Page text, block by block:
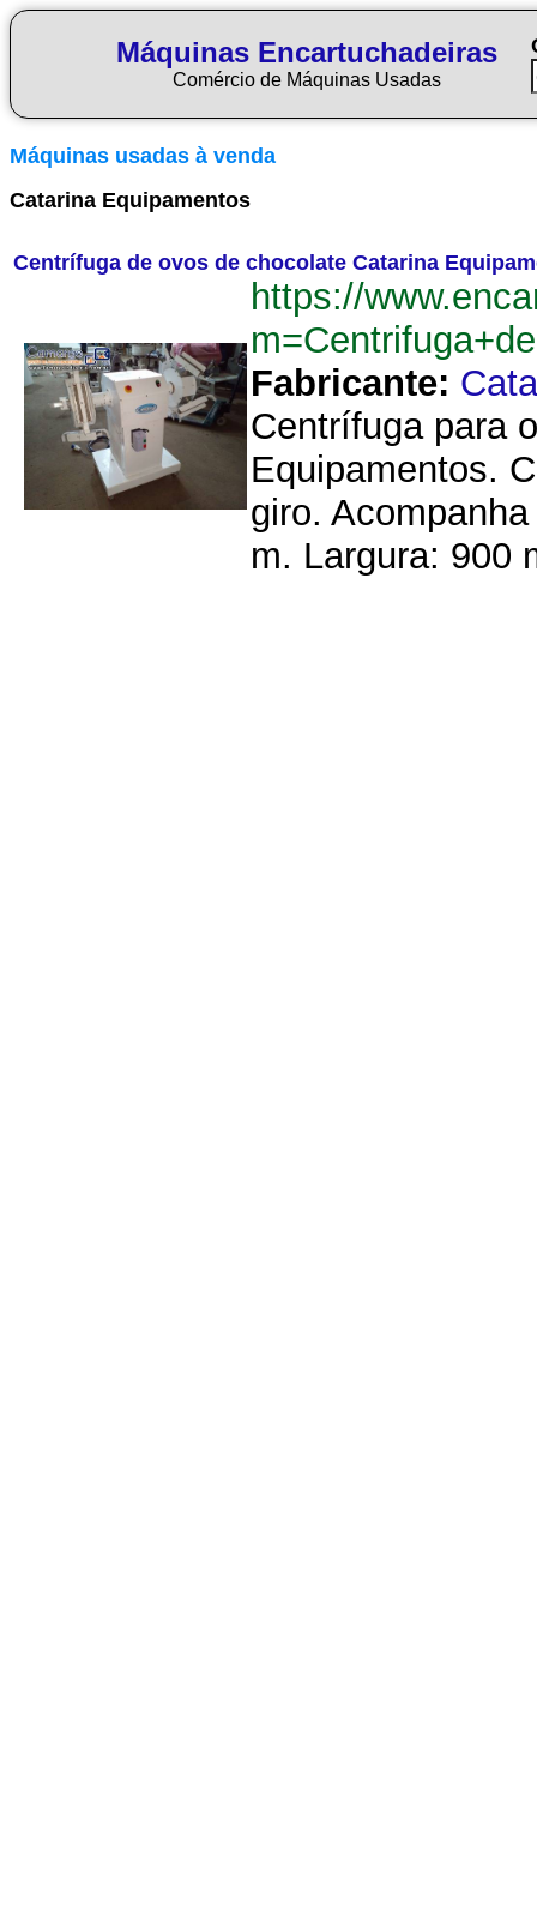
Máquinas Encartuchadeiras
Comércio de Máquinas Usadas
Máquinas usadas à venda
Catarina Equipamentos
Centrífuga de ovos de chocolate Catarina
https://
Fabricante:
Centrífuga para
Equipamentos.
giro.
m. Largura: 900